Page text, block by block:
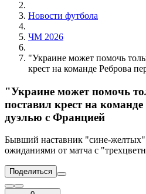
Новости футбола
ЧМ 2026
"Украине может помочь
крест на команде Реброва
"Украине может помочь
поставил крест на команде
дуэлью с Францией
Бывший наставник "сине-
ожиданиями от матча с
Поделиться